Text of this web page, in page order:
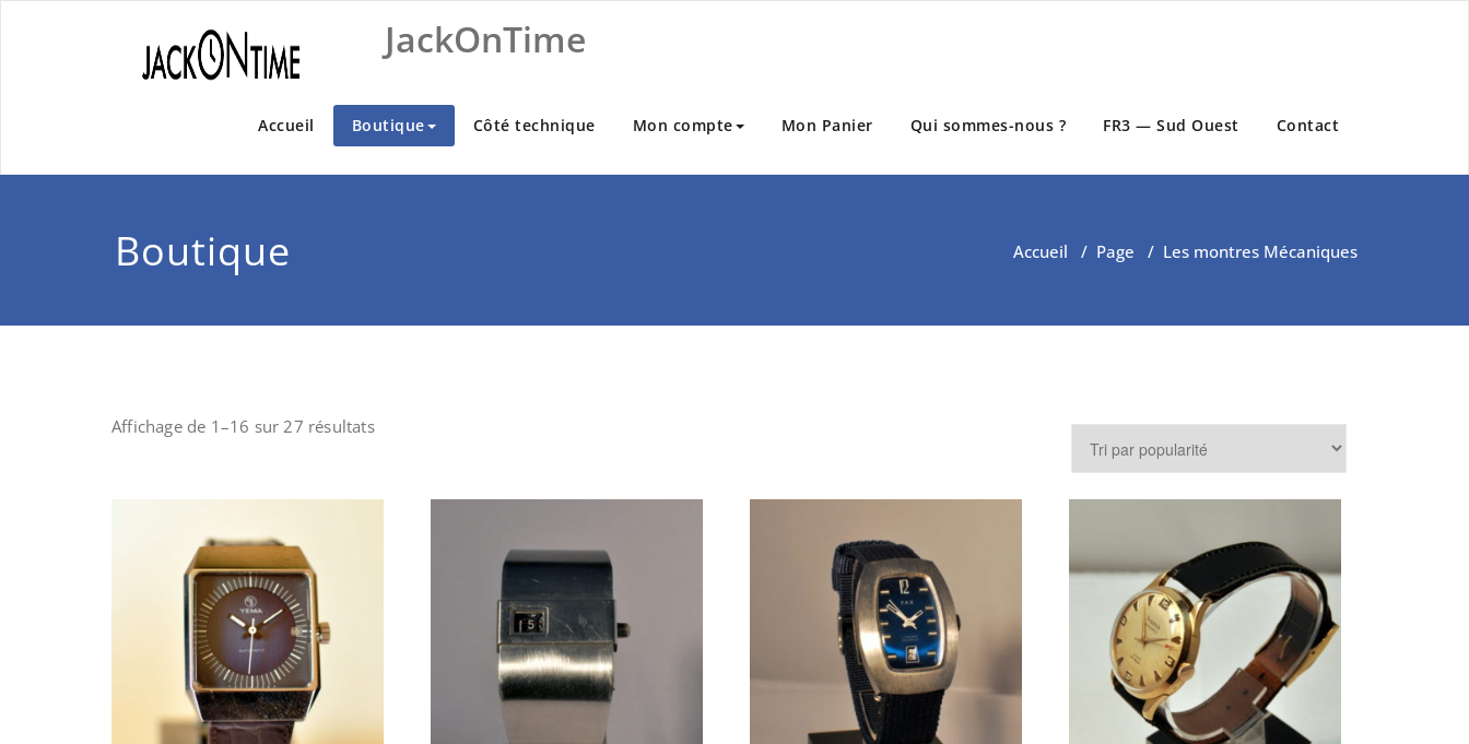
JackOnTime
Accueil Boutique Côté technique Mon compte Mon Panier Qui sommes-nous ? FR3 — Sud Ouest Contact
Boutique Accueil / Page / Les montres Mécaniques
Affichage de 1–16 sur 27 résultats